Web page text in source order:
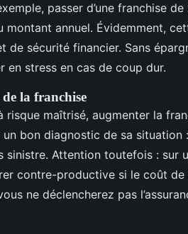
passer d’une franchise de
montant annuel. Évidemment,
de sécurité financier. Sans
en stress en cas de coup dur.
la franchise
risque maîtrisé, augmenter la
bon diagnostic de sa situation
sinistre. Attention toutefois : sur
contre-productive si le coût
ne déclencherez pas